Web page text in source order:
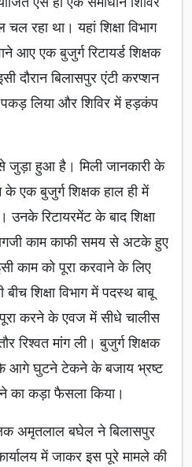
रहा था। यहां शिक्षा विभाग
आए एक बुजुर्ग रिटायर्ड शिक्षक
दौरान बिलासपुर एंटी करप्शन
पकड़ लिया और शिविर में हड़कंप
से जुड़ा हुआ है। मिली जानकारी के
एक बुजुर्ग शिक्षक हाल ही में
रिटायरमेंट के बाद शिक्षा
काम काफी समय से अटके हुए
काम को पूरा करवाने के लिए
शिक्षा विभाग में पदस्थ बाबू
करने के एवज में सीधे चालीस
रिश्वत मांग ली। बुजुर्ग शिक्षक
आगे घुटने टेकने के बजाय भ्रष्ट
का कड़ा फैसला किया।
अमृतलाल बघेल ने बिलासपुर
में जाकर इस पूरे मामले की